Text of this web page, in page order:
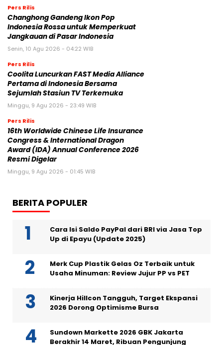
Pers Rilis
Changhong Gandeng Ikon Pop
Indonesia Rossa untuk Memperkuat
Jangkauan di Pasar Indonesia
Senin, 10 Agu 2026 - 04:22 WIB
Pers Rilis
Coolita Luncurkan FAST Media Alliance
Pertama di Indonesia Bersama
Sejumlah Stasiun TV Terkemuka
Minggu, 9 Agu 2026 - 23:49 WIB
Pers Rilis
16th Worldwide Chinese Life Insurance
Congress & International Dragon
Award (IDA) Annual Conference 2026
Resmi Digelar
Minggu, 9 Agu 2026 - 01:45 WIB
BERITA POPULER
Cara Isi Saldo PayPal dari BRI via Jasa Top
Up di Epayu (Update 2025)
Merk Cup Plastik Gelas Oz Terbaik untuk
Usaha Minuman: Review Jujur PP vs PET
Kinerja Hillcon Tangguh, Target Ekspansi
2026 Dorong Optimisme Bursa
Sundown Markette 2026 GBK Jakarta
Berakhir 14 Maret, Ribuan Pengunjung